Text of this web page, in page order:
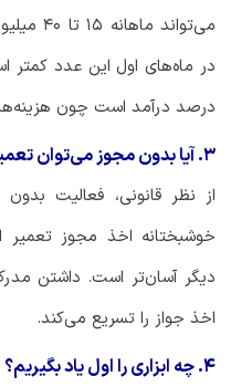
میتواند ماهانه ۱۵ تا ۴۰
در ماههای اول این عدد کمتر
درصد درآمد است چون هزینه
۳. آیا بدون مجوز می‌توان تعمیرگاه داشت؟
از نظر قانونی، فعالیت بدون
خوشبختانه اخذ مجوز تعمیر
دیگر آسانتر است. داشتن
اخذ جواز را تسریع میکند.
۴. چه ابزاری را اول یاد بگیریم؟